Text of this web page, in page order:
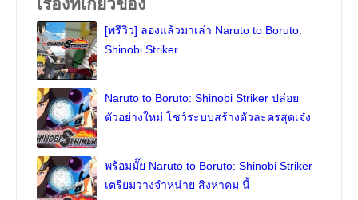
เรื่องที่เกี่ยวข้อง
[พรีวิว] ลองแล้วมาเล่า Naruto to Boruto:
Shinobi Striker
Naruto to Boruto: Shinobi Striker ปล่อย
ตัวอย่างใหม่ โชว์ระบบสร้างตัวละครสุดเจ๋ง
พร้อมมั๊ย Naruto to Boruto: Shinobi Striker
เตรียมวางจำหน่าย สิงหาคม นี้